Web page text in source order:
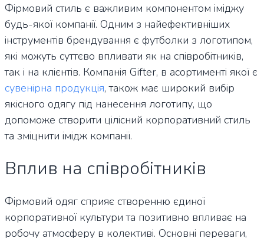
Фірмовий стиль є важливим компонентом іміджу
будь-якої компанії. Одним з найефективніших
інструментів брендування є футболки з логотипом,
які можуть суттєво впливати як на співробітників,
так і на клієнтів. Компанія Gifter, в асортименті якої є
сувенірна продукція, також має широкий вибір
якісного одягу під нанесення логотипу, що
допоможе створити цілісний корпоративний стиль
та зміцнити імідж компанії.
Вплив на співробітників
Фірмовий одяг сприяє створенню єдиної
корпоративної культури та позитивно впливає на
робочу атмосферу в колективі. Основні переваги,